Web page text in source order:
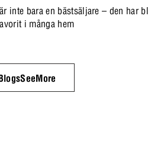
inte bara en bästsäljare – den har
i många hem